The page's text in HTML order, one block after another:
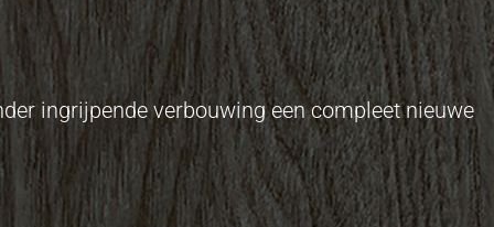
ingrijpende verbouwing een compleet nieuwe